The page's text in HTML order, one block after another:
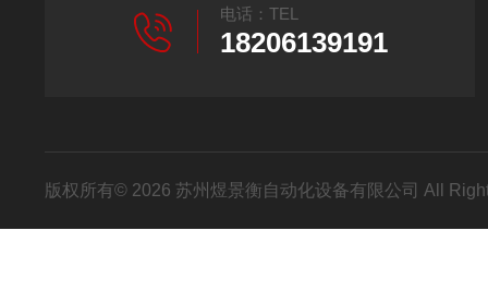
电话：TEL
18206139191
版权所有© 2026 苏州煜景衡自动化设备有限公司 All